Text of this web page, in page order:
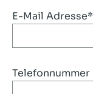
E-Mail Adresse*
Telefonnummer